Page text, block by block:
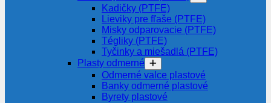
Kadičky (PTFE)
Lieviky pre fľaše (PTFE)
Misky odparovacie (PTFE)
Tégliky (PTFE)
Tyčinky a miešadlá (PTFE)
Plasty odmerné
Odmerné valce plastové
Banky odmerné plastové
Byrety plastové